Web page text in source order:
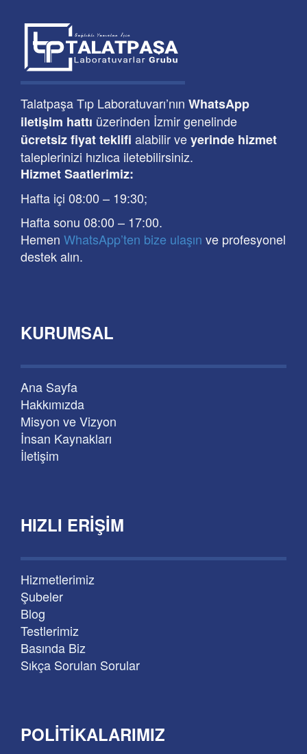
Talatpaşa Tıp Laboratuvarı’nın WhatsApp
iletişim hattı üzerinden İzmir genelinde
ücretsiz fiyat teklifi alabilir veyerinde hizmet
taleplerinizi hızlıca iletebilirsiniz.
Hizmet Saatlerimiz:
Hafta içi 08:00 – 19:30;
Hafta sonu 08:00 – 17:00.
Hemen WhatsApp’ten bize ulaşın ve profesyonel
destek alın.
KURUMSAL
Ana Sayfa
Hakkımızda
Misyon ve Vizyon
İnsan Kaynakları
İletişim
HIZLI ERIŞIM
Hizmetlerimiz
Şubeler
Blog
Testlerimiz
Basında Biz
Sıkça Sorulan Sorular
POLITIKALARIMIZ